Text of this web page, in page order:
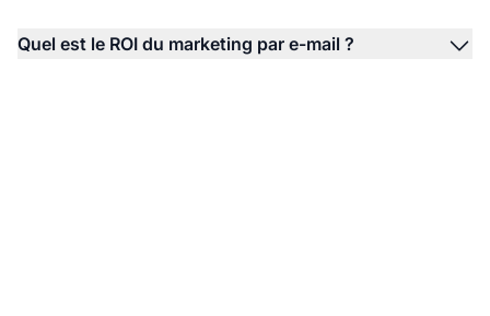
Quel est le ROI du marketing par e-mail ?